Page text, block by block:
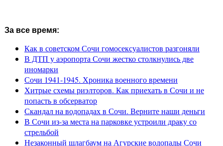
За все время:
Как в советском Сочи гомосексуалистов разгоняли
В ДТП у аэропорта Сочи жестко столкнулись две
иномарки
Сочи 1941-1945. Хроника военного времени
Хитрые схемы риэлторов. Как приехать в Сочи и не
попасть в обсерватор
Скандал на водопадах в Сочи. Верните наши деньги
В Сочи из-за места на парковке устроили драку со
стрельбой
Незаконный шлагбаум на Агурские водопады Сочи